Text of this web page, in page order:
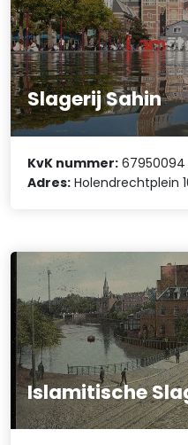
Slagerij Sahin
KvK nummer: 67950094
Adres: Holendrechtplein
Islamitische